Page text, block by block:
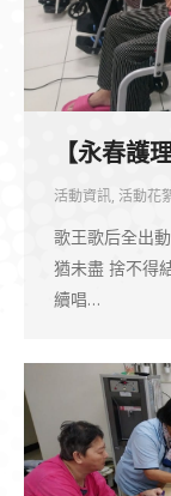
【永春護
活動資訊, 活動花
歌王歌后全出
猶未盡 捨不得
續唱…